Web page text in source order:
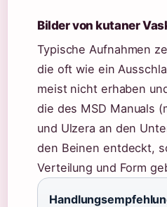
Bilder von kutaner
Typische Aufnahmen
die oft wie ein
meist nicht erhaben
die des MSD Manuals
und Ulzera an den
den Beinen entdeckt,
Verteilung und Form